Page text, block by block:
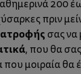
200
πριν
σας να
, που θα
μοιραία θα